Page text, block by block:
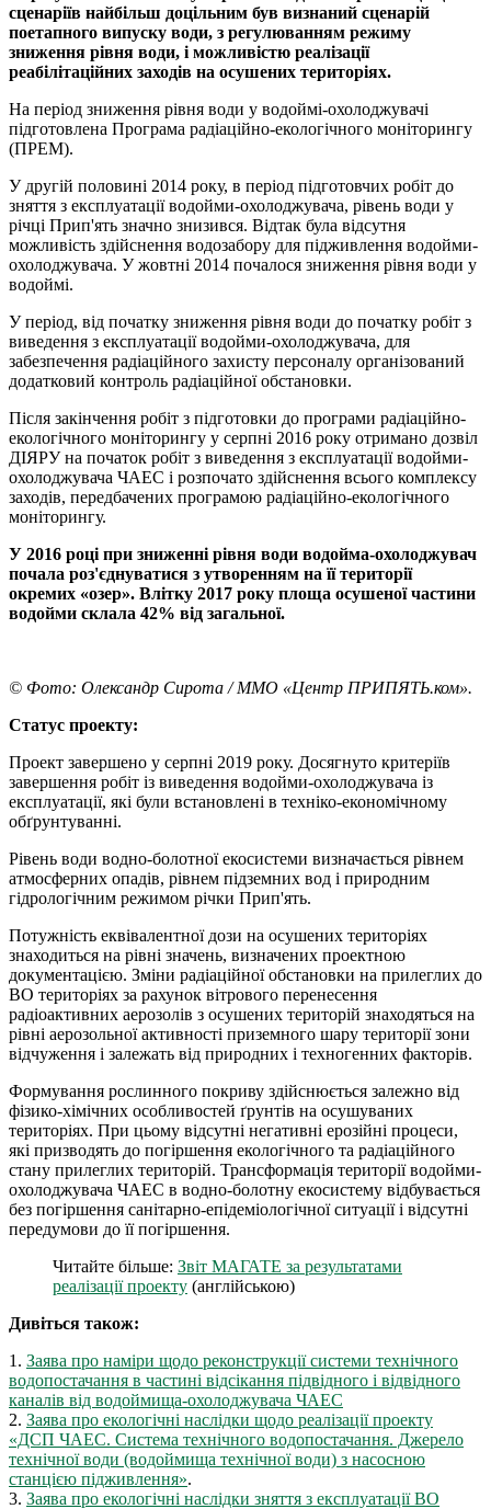
сценаріїв найбільш доцільним був визнаний сценарій
поетапного випуску води, з регулюванням режиму
зниження рівня води, і можливістю реалізації
реабілітаційних заходів на осушених територіях.
На період зниження рівня води у водоймі-охолоджувачі
підготовлена Програма радіаційно-екологічного моніторингу
(ПРЕМ).
У другій половині 2014 року, в період підготовчих робіт до
зняття з експлуатації водойми-охолоджувача, рівень води у
річці Прип'ять значно знизився. Відтак була відсутня
можливість здійснення водозабору для підживлення водойми-
охолоджувача. У жовтні 2014 почалося зниження рівня води у
водоймі.
У період, від початку зниження рівня води до початку робіт з
виведення з експлуатації водойми-охолоджувача, для
забезпечення радіаційного захисту персоналу організований
додатковий контроль радіаційної обстановки.
Після закінчення робіт з підготовки до програми радіаційно-
екологічного моніторингу у серпні 2016 року отримано дозвіл
ДІЯРУ на початок робіт з виведення з експлуатації водойми-
охолоджувача ЧАЕС і розпочато здійснення всього комплексу
заходів, передбачених програмою радіаційно-екологічного
моніторингу.
У 2016 році при зниженні рівня води водойма-охолоджувач
почала роз'єднуватися з утворенням на її території
окремих «озер». Влітку 2017 року площа осушеної частини
водойми склала 42% від загальної.
© Фото: Олександр Сирота / ММО «Центр ПРИПЯТЬ.ком».
Статус проекту:
Проект завершено у серпні 2019 року. Досягнуто критеріїв
завершення робіт із виведення водойми-охолоджувача із
експлуатації, які були встановлені в техніко-економічному
обґрунтуванні.
Рівень води водно-болотної екосистеми визначається рівнем
атмосферних опадів, рівнем підземних вод і природним
гідрологічним режимом річки Прип'ять.
Потужність еквівалентної дози на осушених територіях
знаходиться на рівні значень, визначених проектною
документацією. Зміни радіаційної обстановки на прилеглих до
ВО територіях за рахунок вітрового перенесення
радіоактивних аерозолів з осушених територій знаходяться на
рівні аерозольної активності приземного шару території зони
відчуження і залежать від природних і техногенних факторів.
Формування рослинного покриву здійснюється залежно від
фізико-хімічних особливостей ґрунтів на осушуваних
територіях. При цьому відсутні негативні ерозійні процеси,
які призводять до погіршення екологічного та радіаційного
стану прилеглих територій. Трансформація території водойми-
охолоджувача ЧАЕС в водно-болотну екосистему відбувається
без погіршення санітарно-епідеміологічної ситуації і відсутні
передумови до її погіршення.
Читайте більше: Звіт МАГАТЕ за результатами
реалізації проекту (англійською)
Дивіться також:
1. Заява про наміри щодо реконструкції системи технічного
водопостачання в частині відсікання підвідного і відвідного
каналів від водоймища-охолоджувача ЧАЕС
2. Заява про екологічні наслідки щодо реалізації проекту
«ДСП ЧАЕС. Система технічного водопостачання. Джерело
технічної води (водоймища технічної води) з насосною
станцією підживлення».
3. Заява про екологічні наслідки зняття з експлуатації ВО